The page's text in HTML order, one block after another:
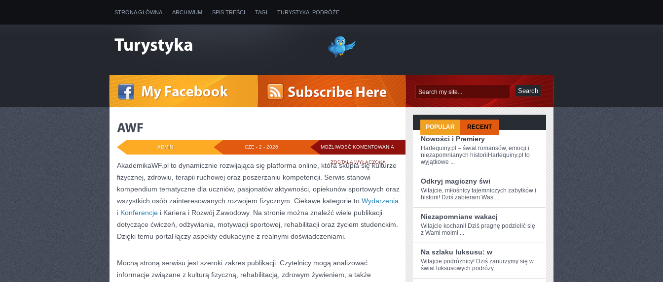
STRONA GŁÓWNA ARCHIWUM SPIS TREŚCI TAGI TURYSTYKA, PODRÓŻE
MOŻLIWOŚĆ KOMENTOWANIA
ZOSTAŁA WYŁĄCZONA
CZE - 2 - 2026
ADMIN
AkademikaWF.pl to dynamicznie rozwijająca się platforma online, która skupia się kulturze
fizycznej, zdrowiu, terapii ruchowej oraz poszerzaniu kompetencji. Serwis stanowi
kompendium tematyczne dla uczniów, pasjonatów aktywności, opiekunów sportowych oraz
wszystkich osób zainteresowanych rozwojem fizycznym. Ciekawe kategorie to Wydarzenia
i Konferencje i Kariera i Rozwój Zawodowy. Na stronie można znaleźć wiele publikacji
dotyczące ćwiczeń, odżywiania, motywacji sportowej, rehabilitacji oraz życiem studenckim.
Dzięki temu portal łączy aspekty edukacyjne z realnymi doświadczeniami.
Mocną stroną serwisu jest szeroki zakres publikacji. Czytelnicy mogą analizować
informacje związane z kulturą fizyczną, rehabilitacją, zdrowym żywieniem, a także
POPULAR RECENT
Nowości i Premiery
Harlequiny.pl – świat romansów, emocji i
niezapomnianych historiiHarlequiny.pl to
wyjątkowe ...
Odkryj magiczny świ
Witajcie,​ miłośnicy tajemniczych zabytków i
historii! Dziś ⁣zabieram Was ...
Niezapomniane wakacj
Witajcie ‍kochani! Dziś pragnę podzielić się
z Wami moimi ...
Na szlaku luksusu: w
Witajcie podróżnicy! ⁣Dziś zanurzymy ​się‌ w
świat luksusowych podróży, ...